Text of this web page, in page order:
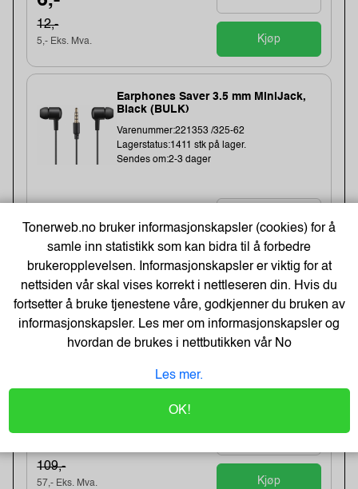
12,-
5,- Eks. Mva. Kjøp
Earphones Saver 3.5 mm MiniJack,
Black (BULK)
Varenummer:221353 /325-62
Lagerstatus:1411 stk på lager.
Sendes om:2-3 dager
20,-
16,- Eks. Mva.
Kjøp
-48%
Kopipapir Nøytralt A4 80G (500 ark) -
Bestselger!
Sendes om:0-2 dager
109,-
57,- Eks. Mva. Kjøp
Tonerweb.no bruker informasjonskapsler (cookies) for å
samle inn statistikk som kan bidra til å forbedre
brukeropplevelsen. Informasjonskapsler er viktig for at
nettsiden vår skal vises korrekt i nettleseren din. Hvis du
fortsetter å bruke tjenestene våre, godkjenner du bruken av
informasjonskapsler. Les mer om informasjonskapsler og
hvordan de brukes i nettbutikken vårNo
Les mer.
OK!